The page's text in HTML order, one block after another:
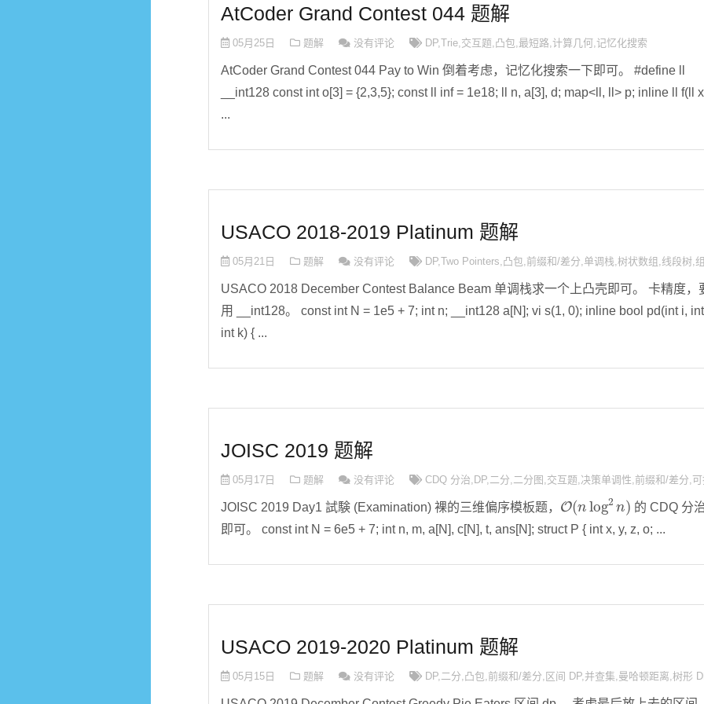
AtCoder Grand Contest 044 题解
05月25日 题解 没有评论 DP,Trie,交互题,凸包,最短路,计算几何,记忆化搜索
AtCoder Grand Contest 044 Pay to Win 倒着考虑，记忆化搜索一下即可。 #define ll
__int128 const int o[3] = {2,3,5}; const ll inf = 1e18; ll n, a[3], d; map<ll, ll> p; inline ll f(ll
...
USACO 2018-2019 Platinum 题解
05月21日 题解 没有评论 DP,Two Pointers,凸包,前缀和/差分,单调栈,树状数组 ,线段树,
USACO 2018 December Contest Balance Beam 单调栈求一个上凸壳即可。 卡精度，
用 __int128。 const int N = 1e5 + 7; int n; __int128 a[N]; vi s(1, 0); inline bool pd(int i,
int k) { ...
JOISC 2019 题解
05月17日 题解 没有评论 CDQ 分治, DP,二分,二分图 ,交互题,决策单调性,前缀和/差分,可
JOISC 2019 Day1 試験 (Examination) 裸的三维偏序模板题，
O(n log 2 )
的 CDQ 分
即可。 const int N = 6e5 + 7; int n, m, a[N], c[N], t, ans[N]; struct P { int x, y, z, o; ...
USACO 2019-2020 Platinum 题解
05月15日 题解 没有评论 DP,二分,凸包,前缀和/差分, 区间 DP,并查集,曼哈顿距离,树形